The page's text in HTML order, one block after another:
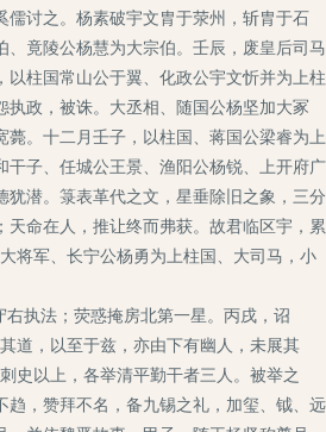
讨之。杨素破宇文胄于荥州，斩胄于石
竟陵公杨慧为大宗伯。壬辰，废皇后司马
柱国常山公于翼、化政公宇文忻并为上柱
政，被诛。大丞相、随国公杨坚加大冢
。十二月壬子，以柱国、蒋国公梁睿为上
子、任城公王景、渔阳公杨锐、上开府广
犹潜。箓表革代之文，星垂除旧之象，三分
命在人，推让终而弗获。故君临区宇，累
将军、长宁公杨勇为上柱国、大司马，小
执法；荧惑掩房北第一星。丙戌，诏
道，以至于兹，亦由下有幽人，未展其
史以上，各举清平勤干者三人。被举之
，赞拜不名，备九锡之礼，加玺、钺、远